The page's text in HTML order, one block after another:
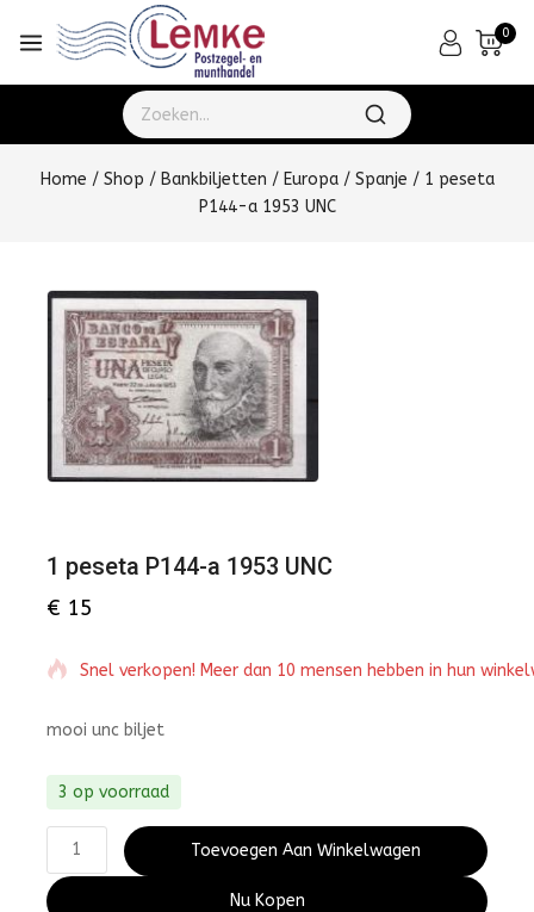
0
Home / Shop / Bankbiljetten / Europa / Spanje / 1 peseta
P144-a 1953 UNC
1 peseta P144-a 1953 UNC
€ 15
Snel verkopen! Meer dan 10 mensen hebben in hun
mooi unc biljet
3 op voorraad
Toevoegen Aan Winkelwagen
Nu Kopen